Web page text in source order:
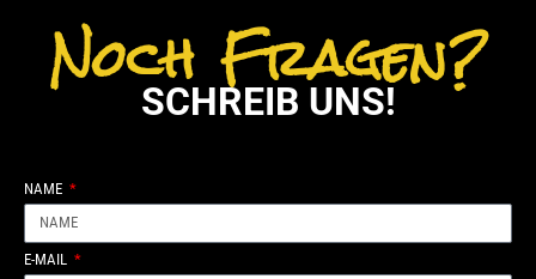
Noch Fragen?
SCHREIB UNS!
NAME
E-MAIL